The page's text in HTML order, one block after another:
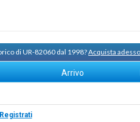
di UR-82060 dal 1998?Acquista
Arrivo